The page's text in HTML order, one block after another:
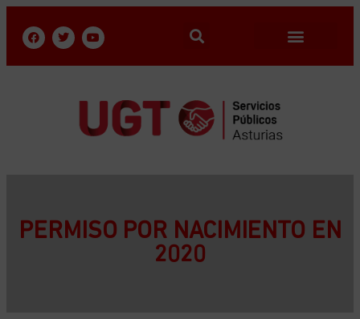
PERMISO POR NACIMIENTO EN
2020